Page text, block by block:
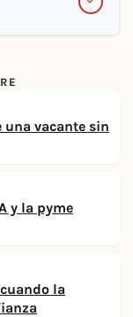
una vacante sin
y la pyme
la